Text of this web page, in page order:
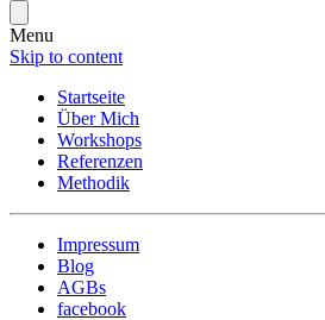
Menu
Skip to content
Startseite
Über Mich
Workshops
Referenzen
Methodik
Impressum
Blog
AGBs
facebook